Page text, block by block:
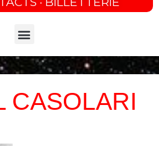
Menu
CASOLARI